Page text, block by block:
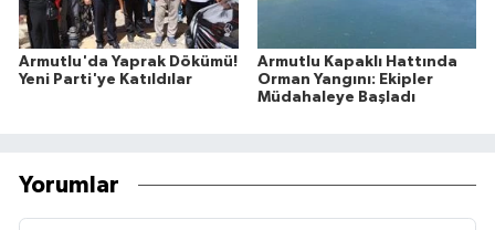
Armutlu'da Yaprak Dökümü!
Yeni Parti'ye Katıldılar
Armutlu Kapaklı Hattında
Orman Yangını: Ekipler
Müdahaleye Başladı
Yorumlar